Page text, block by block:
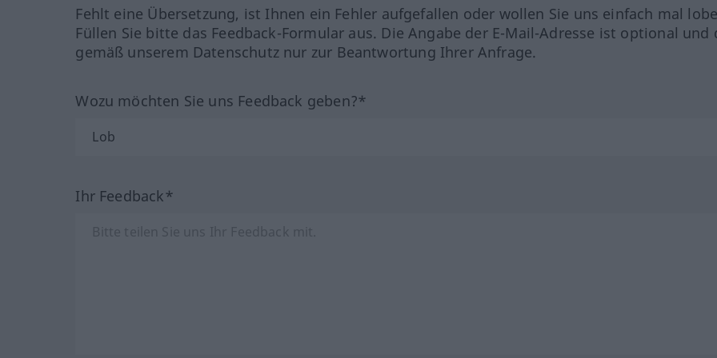
Fehlt eine Übersetzung, ist Ihnen ein Fehler aufgefallen oder wollen Sie uns einfach mal
Füllen Sie bitte das Feedback-Formular aus. Die Angabe der E-Mail-Adresse ist optional und
gemäß unserem Datenschutz nur zur Beantwortung Ihrer Anfrage.
Wozu möchten Sie uns Feedback geben?*
Ihr Feedback*